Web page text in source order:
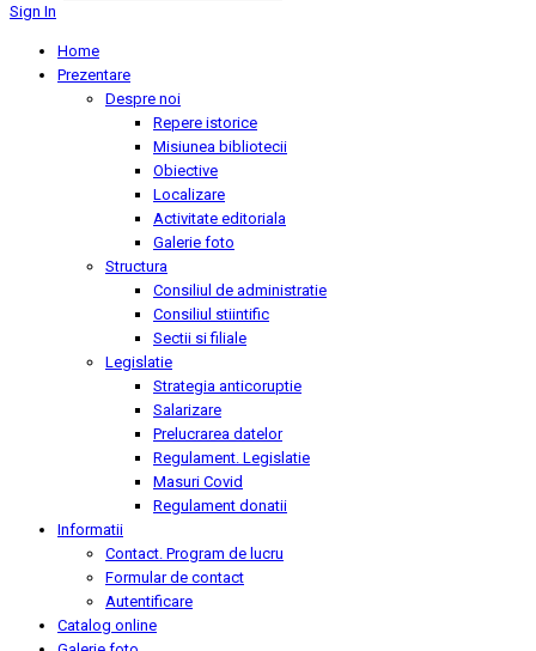
Sign In
Home
Prezentare
Despre noi
Repere istorice
Misiunea bibliotecii
Obiective
Localizare
Activitate editoriala
Galerie foto
Structura
Consiliul de administratie
Consiliul stiintific
Sectii si filiale
Legislatie
Strategia anticoruptie
Salarizare
Prelucrarea datelor
Regulament. Legislatie
Masuri Covid
Regulament donatii
Informatii
Contact. Program de lucru
Formular de contact
Autentificare
Catalog online